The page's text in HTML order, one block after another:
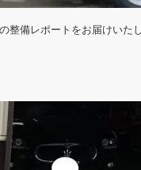
整備レポートをお届けいたし